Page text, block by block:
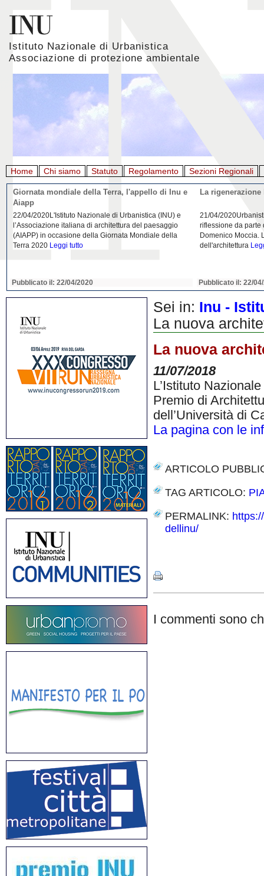
Istituto Nazionale di Urbanistica
Associazione di protezione ambientale
Home Chi siamo Statuto Regolamento Sezioni Regionali
Giornata mondiale della Terra, l'appello di Inu e
Aiapp
22/04/2020L'Istituto Nazionale di Urbanistica (INU) e
l’Associazione italiana di architettura del paesaggio
(AIAPP) in occasione della Giornata Mondiale della
Terra 2020 Leggi tutto
Pubblicato il: 22/04/2020
La
21/04/
riflessione da parte
Domenico Moccia.
dell'architettura
Pubblicato il: 22/
Sei in: Inu -
La nuova
La nuova
11/07/2018
L’Istituto
Premio di
dell’Università di
La pagina con le
ARTICOLO
TAG ARTICOLO:
PERMALINK:
dellinu/
I commenti sono